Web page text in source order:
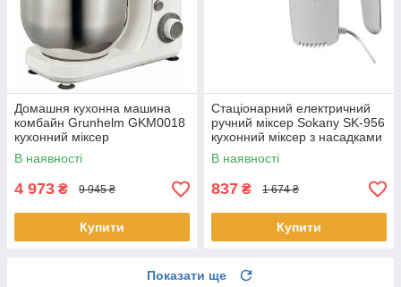
Домашня кухонна машина
комбайн Grunhelm GKM0018
кухонний міксер
занурювальний
В наявності
4 973 ₴ 9 945 ₴
Купити
Стаціонарний електричний
ручний міксер Sokany SK-956
кухонний міксер з насадками
для замішування тіста
В наявності
837 ₴ 1 674 ₴
Купити
Показати ще